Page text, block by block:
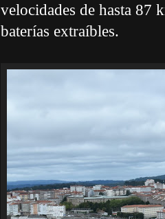
velocidades de hasta 87
baterías extraíbles.